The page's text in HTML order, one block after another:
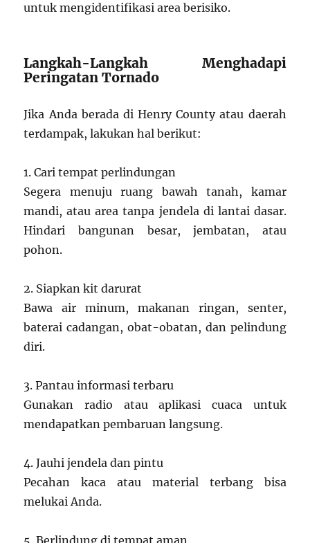
untuk mengidentifikasi area berisiko.
Langkah-Langkah Menghadapi
Peringatan Tornado
Jika Anda berada di Henry County atau daerah
terdampak, lakukan hal berikut:
1. Cari tempat perlindungan
Segera menuju ruang bawah tanah, kamar
mandi, atau area tanpa jendela di lantai dasar.
Hindari bangunan besar, jembatan, atau
pohon.
2. Siapkan kit darurat
Bawa air minum, makanan ringan, senter,
baterai cadangan, obat-obatan, dan pelindung
diri.
3. Pantau informasi terbaru
Gunakan radio atau aplikasi cuaca untuk
mendapatkan pembaruan langsung.
4. Jauhi jendela dan pintu
Pecahan kaca atau material terbang bisa
melukai Anda.